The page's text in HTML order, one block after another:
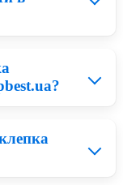
БУ
не один
Claas
техніки
це
можна
два рази
замовлення